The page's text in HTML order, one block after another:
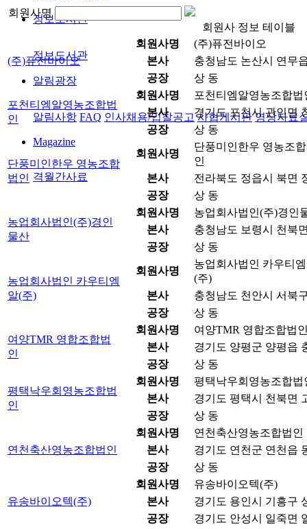
정보도서관
정보도서관
알림광장
알림사항 FAQ 인사채용/입찰공고 사협게시판 영상자료
Magazine
격월간사료
회원사명
회원사 정보 테이블
(주)퓨전바이오
회원사명
(주)퓨전바이오
본사
충청남도 논산시 연무
공장
상 동
포천티엠알영농조합법
인
회원사명
포천티엠알영농조합법
본사
경기도 포천시 관인면
공장
상 동
단풍미인한우 영농조합
법인
회원사명
단풍미인한우 영농조
인
본사
전라북도 정읍시 북면
공장
상 동
농업회사법인(주)경인
물산
회원사명
농업회사법인(주)경인
본사
충청남도 보령시 천북
공장
상 동
농업회사법인 카우티엠
알(주)
회원사명
농업회사법인 카우티
(주)
본사
충청남도 천안시 서북
공장
상 동
여양TMR 영합조합법
인
회원사명
여양TMR 영합조합법
본사
경기도 양평군 양평읍
공장
상 동
평택낙우회영농조합법
인
회원사명
평택낙우회영농조합법
본사
경기도 평택시 천북면
공장
상 동
연천축산영농조합법인
회원사명
연천축산영농조합법인
본사
경기도 연천군 연천읍
공장
상 동
유송바이오텍(주)
회원사명
유송바이오텍(주)
본사
경기도 용인시 기흥구
공장
경기도 안성시 일죽면